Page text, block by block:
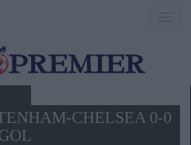
CHELSEA 0-0